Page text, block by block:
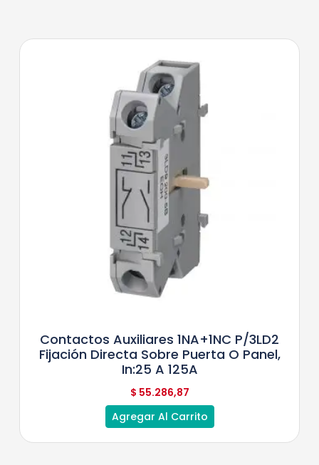
Contactos Auxiliares 1NA+1NC P/3LD2
Fijación Directa Sobre Puerta O Panel,
In:25 A 125A
$ 55.286,87
Agregar Al Carrito